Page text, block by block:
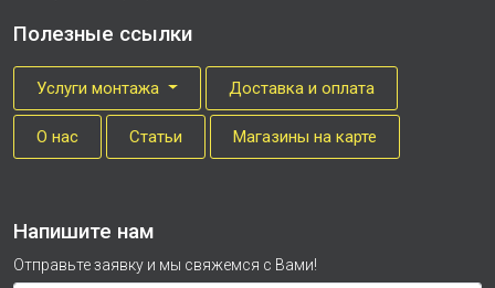
Полезные ссылки
Услуги монтажа Доставка и оплата
О нас Cтатьи Магазины на карте
Напишите нам
Отправьте заявку и мы свяжемся с Вами!